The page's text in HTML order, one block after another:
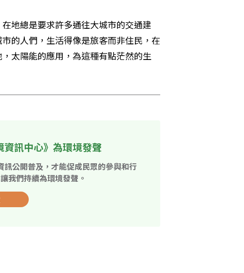
地總是要求許多通往大城市的交通建
的人們，生活得像是旅客而非住民，在
太陽能的應用，為這種有點茫然的生
訊中心》為環境發聲
訊公開普及，才能促成民眾的參與和行
我們持續為環境發聲。